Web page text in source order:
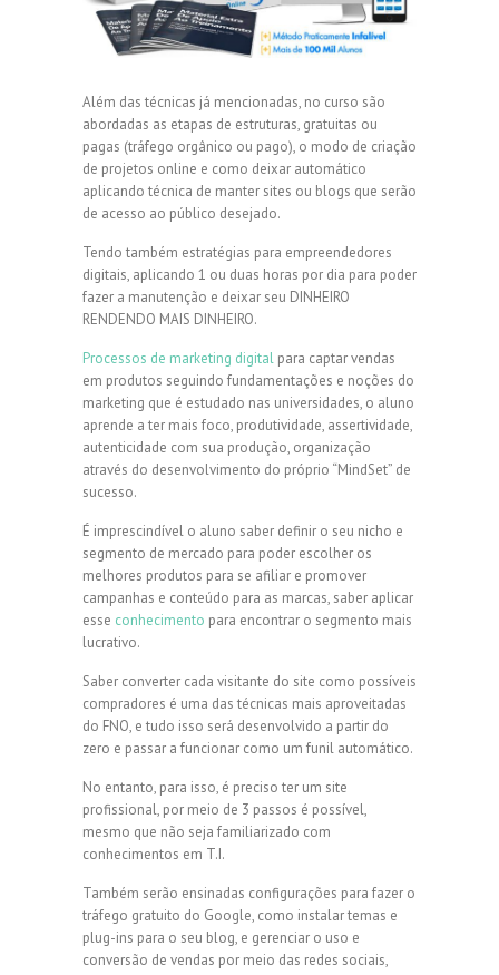
Além das técnicas já mencionadas, no curso são
abordadas as etapas de estruturas, gratuitas ou
pagas (tráfego orgânico ou pago), o modo de criação
de projetos online e como deixar automático
aplicando técnica de manter sites ou blogs que serão
de acesso ao público desejado.
Tendo também estratégias para empreendedores
digitais, aplicando 1 ou duas horas por dia para poder
fazer a manutenção e deixar seu DINHEIRO
RENDENDO MAIS DINHEIRO.
Processos de marketing digital para captar vendas
em produtos seguindo fundamentações e noções do
marketing que é estudado nas universidades, o aluno
aprende a ter mais foco, produtividade, assertividade,
autenticidade com sua produção, organização
através do desenvolvimento do próprio “MindSet” de
sucesso.
É imprescindível o aluno saber definir o seu nicho e
segmento de mercado para poder escolher os
melhores produtos para se afiliar e promover
campanhas e conteúdo para as marcas, saber aplicar
esse conhecimento para encontrar o segmento mais
lucrativo.
Saber converter cada visitante do site como possíveis
compradores é uma das técnicas mais aproveitadas
do FNO, e tudo isso será desenvolvido a partir do
zero e passar a funcionar como um funil automático.
No entanto, para isso, é preciso ter um site
profissional, por meio de 3 passos é possível,
mesmo que não seja familiarizado com
conhecimentos em T.I.
Também serão ensinadas configurações para fazer o
tráfego gratuito do Google, como instalar temas e
plug-ins para o seu blog, e gerenciar o uso e
conversão de vendas por meio das redes sociais,